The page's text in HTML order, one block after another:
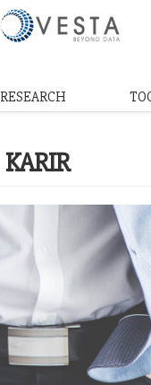
RESEARCH
KARIR